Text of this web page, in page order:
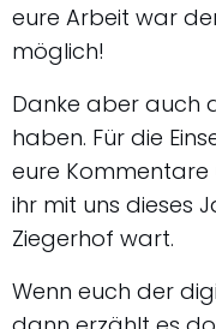
eure Arbeit war
möglich!
Danke aber auch
haben. Für die
eure Kommentare
ihr mit uns dieses
Ziegerhof wart.
Wenn euch der